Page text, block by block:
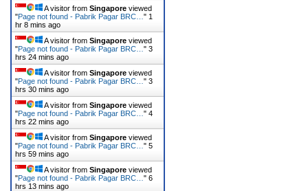
A visitor from Singapore viewed
"Page not found - Pabrik Pagar BRC… " 1
hr 8 mins ago
A visitor from Singapore viewed
"Page not found - Pabrik Pagar BRC… " 3
hrs 24 mins ago
A visitor from Singapore viewed
"Page not found - Pabrik Pagar BRC… " 3
hrs 30 mins ago
A visitor from Singapore viewed
"Page not found - Pabrik Pagar BRC… " 4
hrs 22 mins ago
A visitor from Singapore viewed
"Page not found - Pabrik Pagar BRC… " 5
hrs 59 mins ago
A visitor from Singapore viewed
"Page not found - Pabrik Pagar BRC… " 6
hrs 13 mins ago